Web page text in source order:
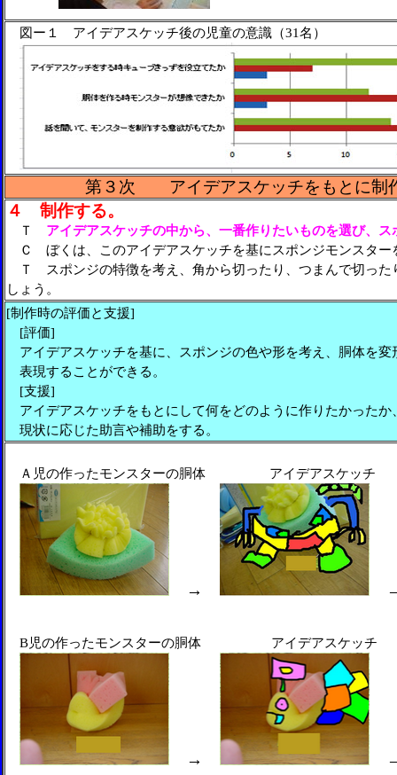
図ー１ アイデアスケッチ後の児童の意識（31名）
第３次
アイデアスケッチをもとに制
４ 制作する。
Ｔ アイデアスケッチの中から、一番作りたいものを選び、
Ｃ ぼくは、このアイデアスケッチを基にスポンジモンスター
Ｔ スポンジの特徴を考え、角から切ったり、つまんで切った
しょう。
[制作時の評価と支援]
[評価]
アイデアスケッチを基に、スポンジの色や形を考え、胴体を
表現することができる。
[支援]
アイデアスケッチをもとにして何をどのように作りたかった
現状に応じた助言や補助をする。
Ａ児の作ったモンスターの胴体 アイ
→
B児の作ったモンスターの胴体 アイ
→